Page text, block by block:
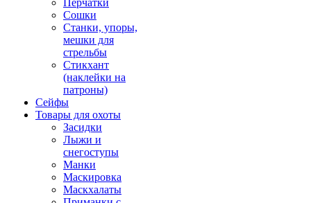
Перчатки
Сошки
Станки, упоры,
мешки для
стрельбы
Стикхант
(наклейки на
патроны)
Сейфы
Товары для охоты
Засидки
Лыжи и
снегоступы
Манки
Маскировка
Маскхалаты